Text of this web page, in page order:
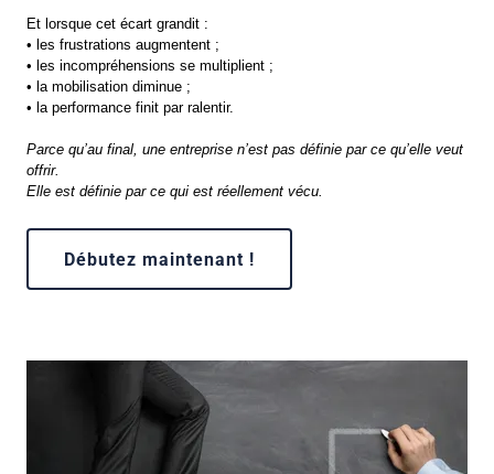
Et lorsque cet écart grandit :
• les frustrations augmentent ;
• les incompréhensions se multiplient ;
• la mobilisation diminue ;
• la performance finit par ralentir.
Parce qu’au final, une entreprise n’est pas définie par ce qu’elle veut
offrir.
Elle est définie par ce qui est réellement vécu.
Débutez maintenant !